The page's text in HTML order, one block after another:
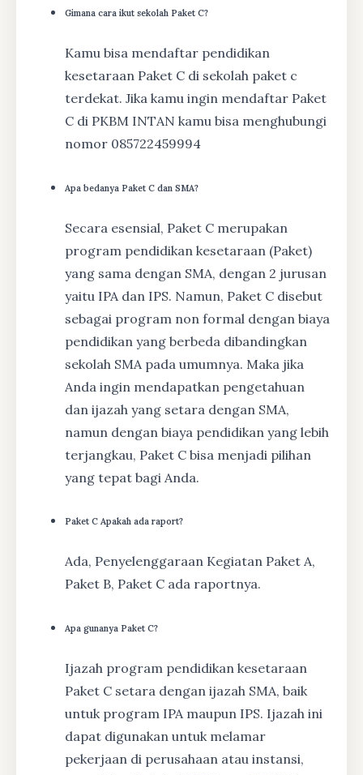
Gimana cara ikut sekolah Paket C?
Kamu bisa mendaftar pendidikan
kesetaraan Paket C di sekolah paket c
terdekat. Jika kamu ingin mendaftar Paket
C di PKBM INTAN kamu bisa menghubungi
nomor 085722459994
Apa bedanya Paket C dan SMA?
Secara esensial, Paket C merupakan
program pendidikan kesetaraan (Paket)
yang sama dengan SMA, dengan 2 jurusan
yaitu IPA dan IPS. Namun, Paket C disebut
sebagai program non formal dengan biaya
pendidikan yang berbeda dibandingkan
sekolah SMA pada umumnya. Maka jika
Anda ingin mendapatkan pengetahuan
dan ijazah yang setara dengan SMA,
namun dengan biaya pendidikan yang lebih
terjangkau, Paket C bisa menjadi pilihan
yang tepat bagi Anda.
Paket C Apakah ada raport?
Ada, Penyelenggaraan Kegiatan Paket A,
Paket B, Paket C ada raportnya.
Apa gunanya Paket C?
Ijazah program pendidikan kesetaraan
Paket C setara dengan ijazah SMA, baik
untuk program IPA maupun IPS. Ijazah ini
dapat digunakan untuk melamar
pekerjaan di perusahaan atau instansi,